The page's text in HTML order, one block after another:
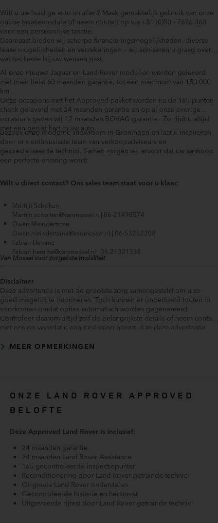
11,4" aanraakscherm (087AW)
22" Style 7026, Diamond turned wheels with Gloss Black
contrast
360° Parkeersensoren (189AG)
Adaptive Dynamics (027CW)
Advanced Tow Assist (062CE)
Afdaal assistent
Alarm klasse 1(startblokkering)
Anti Blokkeer Systeem
Anti doorSlip Regeling
Automatic High Beam Assist (030NT)
Automatische hoogteregeling van de koplampen (064BR)
Automatische snelheids begrenzing
Bluetooth telefoonvoorbereiding
ClearSight achteruitkijkspiegel (031BS)
DAB Radio (025JB)
Dimlichten automatisch
Draadloos opladen (026JB)
Driver Condition Monitor (086DH)
Electrisch in-/uitklapbare trekhaak
Elektrisch verstel-, verwarm- en inklapbare buitenspiegels met
instapverlichting (030RJ)
Elektrisch verstelbare stuurkolom (049AL)
Elektronische remkrachtverdeling
Elektronisch Stabiliteits Programma
Instructieboekjes aanwezig
Interactive Driver Display (038ID)
Keyless start
Klasse 5 voertuigvolgsysteem
Koelcompartiment voor opbergvak in middenconsole voor
(045CB)
Koplampsproeiers (064BV)
LED Achterlichten (064EK)
Lederen stuurwiel
Wilt u uw huidige auto inruilen? Maak gemakkelijk gebruik van onze
online taxatiemodule of neem contact op via +31 (0)50 - 7676 360
voor een persoonlijke taxatie.
Daarnaast bieden wij scherpe financieringsmogelijkheden, diverse
lease mogelijkheden en verzekeringen – wij adviseren u graag over
wat het beste bij uw wensen past.
Al onze nieuwe Jaguar en Land Rover modellen worden geleverd
met maar liefst 60 maanden garantie, tot een maximum van 150.000
km.
Onze occasions met het Approved pakket worden na de 165 punten
check geleverd met 24 maanden garantie en op al onze overige
occasions geven wij 12 maanden BOVAG garantie. Zo rijdt u altijd
met een gerust hart in uw auto.
Bezoek onze moderne showroom in Groningen en laat u inspireren
door ons enthousiaste team van verkoopadviseurs en
gespecialiseerde technici. Samen zorgen wij ervoor dat uw aankoop
een perfecte ervaring wordt.
Wilt u direct contact? Ons sales team staat voor u klaar:
Martijn Scholten
Martijn.scholten@vanmossel.nl| 06-21490574
Owen Meindertsma
Owen.meindertsma@vanmossel.nl | 06-53252208
Fabian Hemme
Fabian.hemme@vanmossel.nl | 06-21321338
Van Mossel voor zorgeloze mobiliteit
Disclaimer
Deze advertentie is met de grootste zorg samengesteld om u zo
goed mogelijk te informeren. Toch kunnen er onbedoeld fouten in
voorkomen omdat opties automatisch worden gegenereerd.
Controleer daarom altijd zelf de belangrijkste details of neem contact
met ons op voordat u een beslissing neemt. Aan deze advertentie
MEER OPMERKINGEN
ONZE LAND ROVER APPROVED
BELOFTE
Deze Approved Land Rover is inclusief:
24 maanden garantie
24 maanden Land Rover Assistance
165 gecontroleerde inspectiepunten
Reconditionering door Land Rover getrainde technici
Originele Land Rover onderdelen
Gecontroleerde historie en herkomst
Uitgevoerde rijtest door Land Rover getrainde technici